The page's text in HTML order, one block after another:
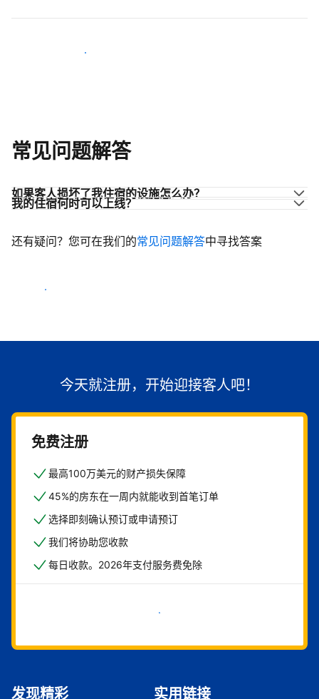
加入和您类似的房东行类
常见问题解答
如果客人损坏了我住宿的设施怎么办？
我的住宿何时可以上线？
还有疑问？您可在我们的常见问题解答中寻找答案
开始迎客
今天就注册，开始迎接客人吧！
免费注册
最高100万美元的财产损失保障
45%的房东在一周内就能收到首笔订单
选择即刻确认预订或申请预订
我们将协助您收款
每日收款。2026年支付服务费免除
立即开始
发现精彩 实用链接